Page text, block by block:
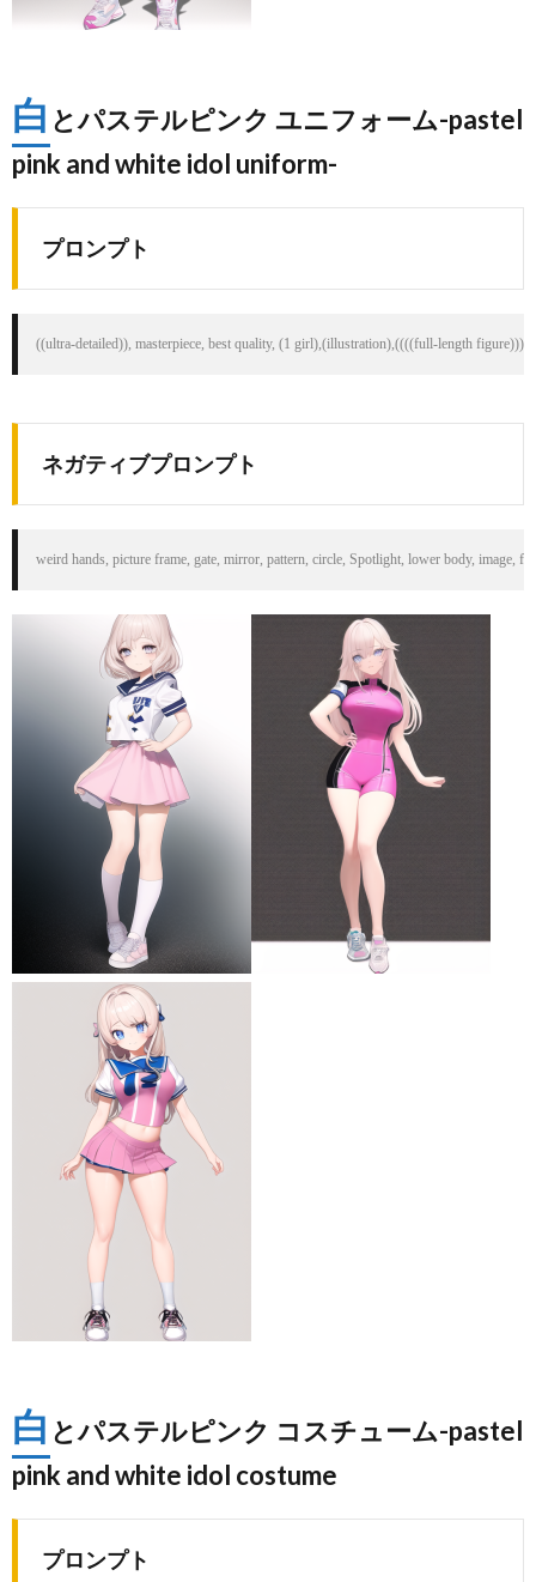
白 とパステルピンク ユニフォーム-pastel
pink and white idol uniform-
プロンプト
((ultra-detailed)), masterpiece, best quality, (1 girl),(illustration),((((full-length
ネガティブプロンプト
weird hands, picture frame, gate, mirror, pattern, circle, Spotlight, lower body, image,
白 とパステルピンク コスチューム-pastel
pink and white idol costume
プロンプト